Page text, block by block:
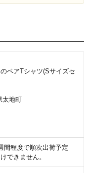
ペアTシャツ(Sサイズセ
太地町
間程度で順次出荷予定
できません。